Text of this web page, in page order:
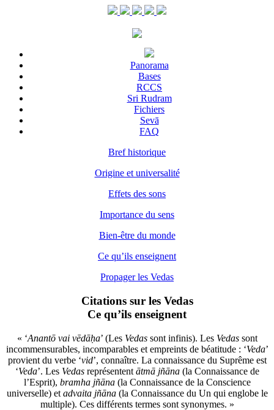
Panorama
Bases
RCCS
Sri Rudram
Fichiers
Sevā
FAQ
Bref historique
Origine et universalité
Effets des sons
Importance du sens
Bien-être du monde
Ce qu’ils enseignent
Propager les Vedas
Citations sur les Vedas
Ce qu’ils enseignent
« ‘Anantō vai vēdāḥa’ (Les Vedassont infinis). Les Vedassont
incommensurables, incomparables et empreints de béatitude : ‘Veda’
provient du verbe ‘vid’, connaître. La connaissance du Suprême est
‘Veda’. Les Vedasreprésentent ātmā jñāna(la Connaissance de
l’Esprit), bramha jñāna(la Connaissance de la Conscience
universelle) et advaita jñāna(la Connaissance du Un qui englobe le
multiple). Ces différents termes sont synonymes. »